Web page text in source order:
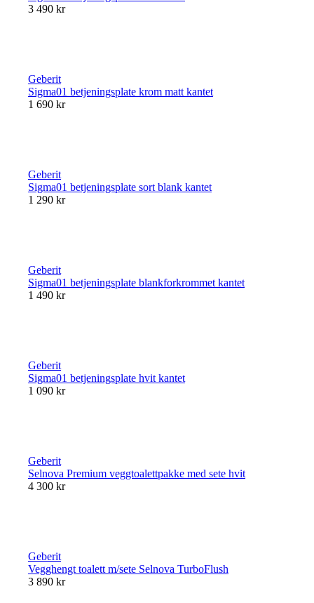
3 490 kr
Geberit
Sigma01 betjeningsplate krom matt kantet
1 690 kr
Geberit
Sigma01 betjeningsplate sort blank kantet
1 290 kr
Geberit
Sigma01 betjeningsplate blankforkrommet kantet
1 490 kr
Geberit
Sigma01 betjeningsplate hvit kantet
1 090 kr
Geberit
Selnova Premium veggtoalettpakke med sete hvit
4 300 kr
Geberit
Vegghengt toalett m/sete Selnova TurboFlush
3 890 kr